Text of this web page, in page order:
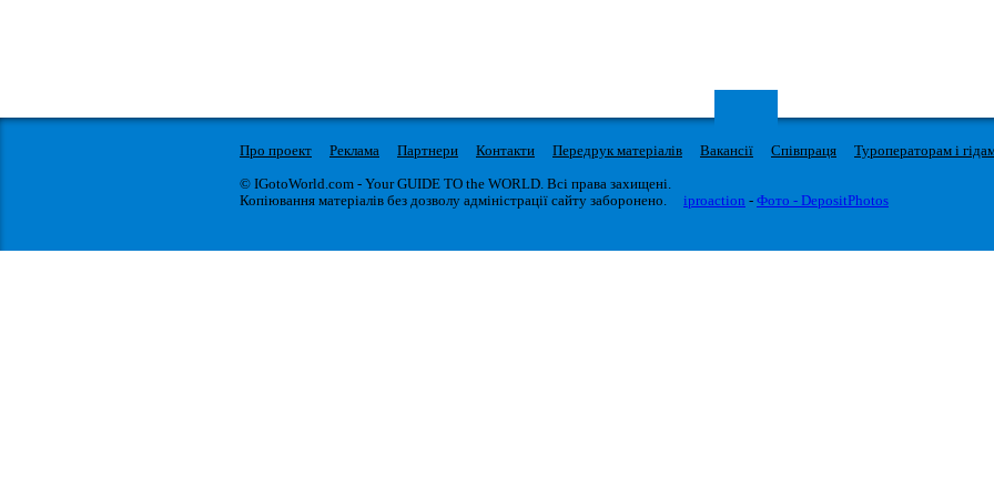
Про проект Реклама Партнери Контакти Передрук матеріалів Вакансії Співпраця Туроператорам і
© IGotoWorld.com - Your GUIDE TO the WORLD. Всі права захищені.
Копіювання матеріалів без дозволу адміністрації сайту заборонено.
iproaction - Фото - DepositPhotos